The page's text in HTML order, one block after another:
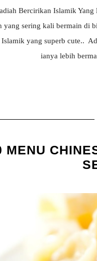
Bercirikan Islamik
yang sering kali bermain di
yang superb cute..
ianya lebih
MENU